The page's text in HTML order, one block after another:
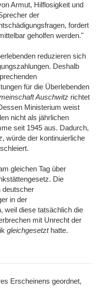
Armut, Hilflosigkeit und
der
fordert
geholfen werden."
reduzieren sich
Deshalb
für die Überlebenden
Auschwitz richtet
Ministerium weist
nicht als jährlichen
seit 1945 aus. Dadurch,
, würde der kontinuierliche
gleichen Tag über
Die
deutscher
in der
weil diese tatsächlich die
mit Unrecht der
gleichgesetzt hatte.
Erscheinens geordnet,